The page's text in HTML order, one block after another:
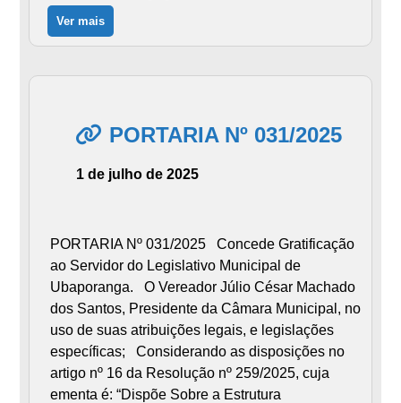
Ver mais
PORTARIA Nº 031/2025
1 de julho de 2025
PORTARIA Nº 031/2025 Concede Gratificação
ao Servidor do Legislativo Municipal de
Ubaporanga. O Vereador Júlio César Machado
dos Santos, Presidente da Câmara Municipal, no
uso de suas atribuições legais, e legislações
específicas; Considerando as disposições no
artigo nº 16 da Resolução nº 259/2025, cuja
ementa é: “Dispõe Sobre a Estrutura